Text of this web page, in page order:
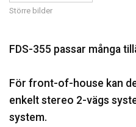
Större bilder
FDS-355 passar många
För front-of-house kan
enkelt stereo 2-vägs
system.